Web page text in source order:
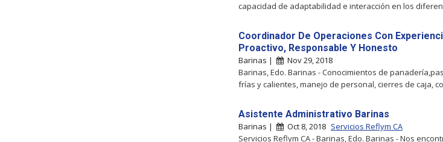
capacidad de adaptabilidad e interacción en los
Coordinador De Operaciones Con
Proactivo, Responsable Y Honesto
Barinas |
Nov 29, 2018
Barinas, Edo. Barinas - Conocimientos de
frías y calientes, manejo de personal, cierres de caja,
Asistente Administrativo Barinas
Barinas | Oct 8, 2018 Servicios Reflym CA
Servicios Reflym CA - Barinas, Edo. Barinas - Nos